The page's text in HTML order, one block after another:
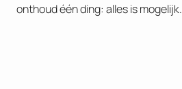
onthoud één ding: alles is mogelijk.